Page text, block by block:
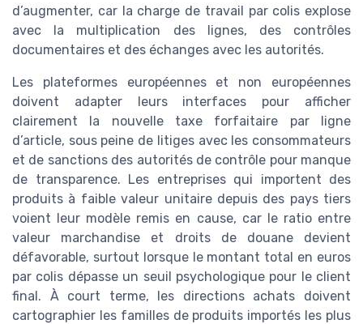
d’augmenter, car la charge de travail par colis explose
avec la multiplication des lignes, des contrôles
documentaires et des échanges avec les autorités.
Les plateformes européennes et non européennes
doivent adapter leurs interfaces pour afficher
clairement la nouvelle taxe forfaitaire par ligne
d’article, sous peine de litiges avec les consommateurs
et de sanctions des autorités de contrôle pour manque
de transparence. Les entreprises qui importent des
produits à faible valeur unitaire depuis des pays tiers
voient leur modèle remis en cause, car le ratio entre
valeur marchandise et droits de douane devient
défavorable, surtout lorsque le montant total en euros
par colis dépasse un seuil psychologique pour le client
final. À court terme, les directions achats doivent
cartographier les familles de produits importés les plus